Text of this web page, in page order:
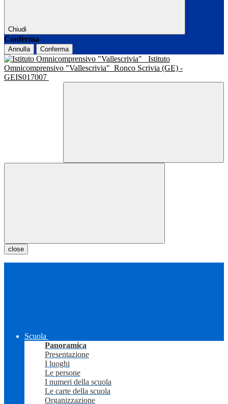
Chiudi
Conferma
Annulla Conferma
Istituto
Omnicomprensivo "Vallescrivia" Ronco Scrivia (GE) -
GEIS017007
close
Scuola
Panoramica
Presentazione
I luoghi
Le persone
I numeri della scuola
Le carte della scuola
Organizzazione